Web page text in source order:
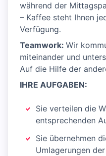
während der
– Kaffee steht Ihnen
Verfügung.
Teamwork: Wir
miteinander und
Auf die Hilfe der
IHRE AUFGABEN:
Sie verteilen die
entsprechenden
Sie übernehmen
Umlagerungen